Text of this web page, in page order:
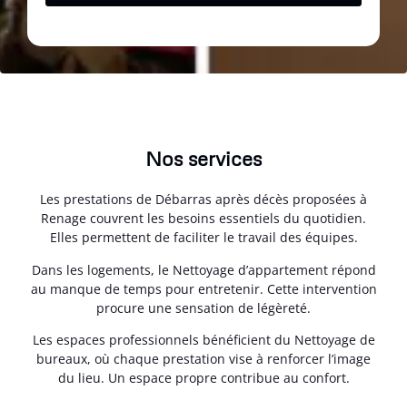
Nos services
Les prestations de Débarras après décès proposées à
Renage couvrent les besoins essentiels du quotidien.
Elles permettent de faciliter le travail des équipes.
Dans les logements, le Nettoyage d’appartement répond
au manque de temps pour entretenir. Cette intervention
procure une sensation de légèreté.
Les espaces professionnels bénéficient du Nettoyage de
bureaux, où chaque prestation vise à renforcer l’image
du lieu. Un espace propre contribue au confort.